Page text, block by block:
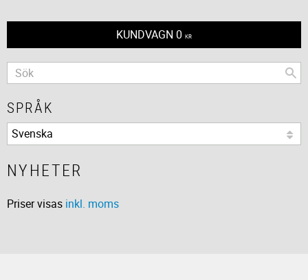
KUNDVAGN 0 KR
SPRÅK
NYHETER
Priser visas inkl. moms